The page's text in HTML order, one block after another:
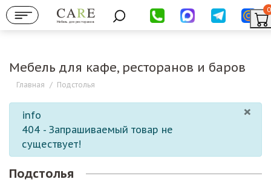
Мебель для ресторанов
0
Мебель для кафе, ресторанов и баров
Главная / Подстолья
×
info
404 - Запрашиваемый товар не
существует!
Подстолья